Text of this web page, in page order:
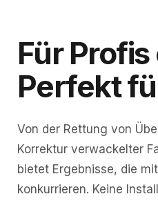
Für
Perfekt
Von der Rettung von
Korrektur verwackelter
bietet Ergebnisse, die
konkurrieren. Keine